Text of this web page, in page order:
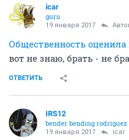
icar
guru
19 января 2017
Общественность
вот не знаю, брать - не
ОТВЕТИТЬ
IRS12
bender bending rodriguez
19 января 2017 icar